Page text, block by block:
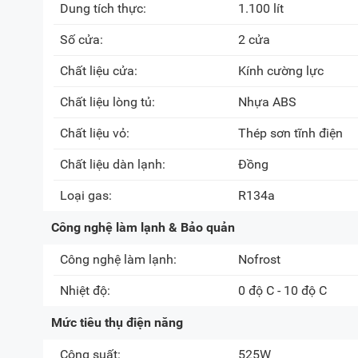
Dung tích thực: 1.100 lít
Số cửa: 2 cửa
Chất liệu cửa: Kính cường lực
Chất liệu lòng tủ: Nhựa ABS
Chất liệu vỏ: Thép sơn tĩnh điện
Chất liệu dàn lạnh: Đồng
Loại gas: R134a
Công nghệ làm lạnh & Bảo quản
Công nghệ làm lạnh: Nofrost
Nhiệt độ: 0 độ C - 10 độ C
Mức tiêu thụ điện năng
Công suất: 525W